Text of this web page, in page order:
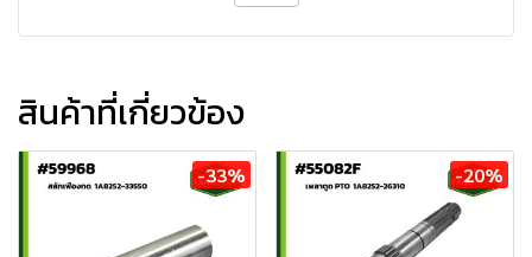
สินค้าที่เกี่ยวข้อง
-33% -20%